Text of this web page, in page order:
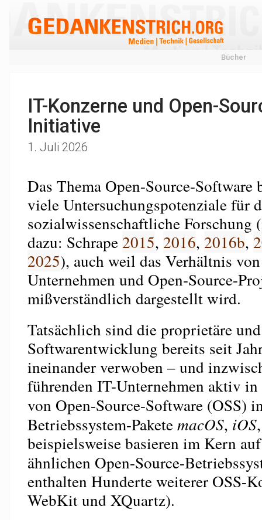
Bücher
IT-Konzerne und Open-
Initiative
1. Juli 2026
Das Thema Open-Source-Software
viele Untersuchungspotenziale für
sozialwissenschaftliche Forschung
dazu: Schrape 2015, 2016, 2016b,
2025), auch weil das Verhältnis
Unternehmen und Open-Source-
mißverständlich dargestellt wird.
Tatsächlich sind die proprietäre
Softwarentwicklung bereits seit
ineinander verwoben – und
führenden IT-Unternehmen aktiv
von Open-Source-Software (OSS)
Betriebssystem-PaketemacOS, iOS
beispielsweise basieren im Kern
ähnlichen Open-Source-
enthalten Hunderte weiterer OSS-
WebKit und XQuartz).